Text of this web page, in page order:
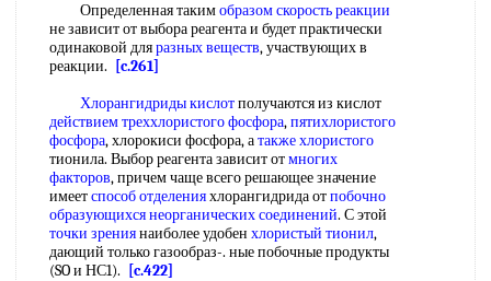
Определенная такимобразом скорость реакции
не зависит от выбора реагента и будет практически
одинаковой дляразных веществ, участвующих в
реакции.
[c.261]
Хлорангидриды кислотполучаются из кислот
действием треххлористого фосфора,пятихлористого
фосфора, хлорокиси фосфора, атакже хлористого
тионила. Выбор реагента зависит отмногих
факторов, причем чаще всего решающее значение
имеетспособ отделенияхлорангидрида отпобочно
образующихсянеорганических соединений. С этой
точки зрениянаиболее удобен хлористый тионил,
дающий только газообраз-. ные побочные продукты
(SO и НС1).
[c.422]